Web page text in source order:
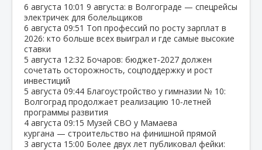
6 августа 10:01 9 августа: в Волгограде — спецрейсы
электричек для болельщиков
6 августа 09:51 Топ профессий по росту зарплат в
2026: кто больше всех выиграл и где самые высокие
ставки
5 августа 12:32 Бочаров: бюджет‑2027 должен
сочетать осторожность, соцподдержку и рост
инвестиций
5 августа 09:44 Благоустройство у гимназии № 10:
Волгоград продолжает реализацию 10‑летней
программы развития
4 августа 09:15 Музей СВО у Мамаева
кургана — строительство на финишной прямой
3 августа 15:00 Более двух лет публиковал фейки: